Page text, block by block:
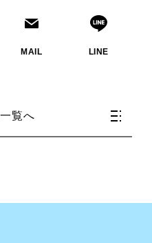
MAIL LINE
覧へ